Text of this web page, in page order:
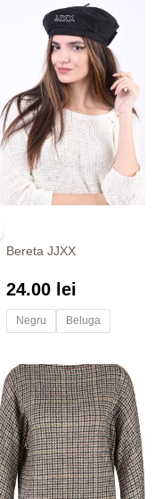
Bereta JJXX
24.00 lei
Negru Beluga